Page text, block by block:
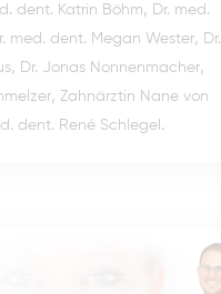
dent. Katrin Böhm, Dr. med.
med. dent. Megan Wester, Dr.
, Dr. Jonas Nonnenmacher,
, Zahnärztin Nane von
dent. René Schlegel .